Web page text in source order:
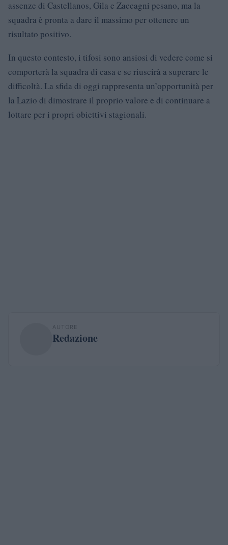
assenze di Castellanos, Gila e Zaccagni pesano, ma la
squadra è pronta a dare il massimo per ottenere un
risultato positivo.
In questo contesto, i tifosi sono ansiosi di vedere come si
comporterà la squadra di casa e se riuscirà a superare le
difficoltà. La sfida di oggi rappresenta un’opportunità per
la Lazio di dimostrare il proprio valore e di continuare a
lottare per i propri obiettivi stagionali.
AUTORE
Redazione